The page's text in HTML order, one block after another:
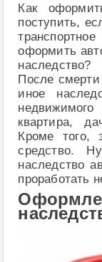
Как
поступить,
оформить
наследство?
После смерти
иное
квартира,
Кроме того,
средство.
наследство
проработать